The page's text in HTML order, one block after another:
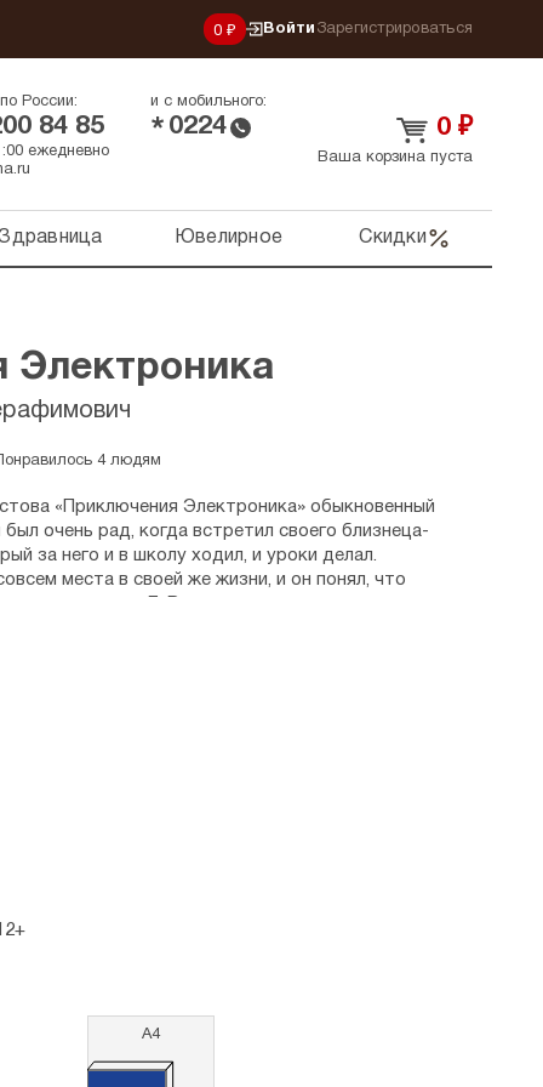
0 ₽ Войти Зарегистрироваться
России:
84 85
и с мобильного:
* 0224
ежедневно
0 ₽
Ваша корзина пуста
Ювелирное Скидки
Электроника
4 людям
«Приключения Электроника» обыкновенный
очень рад, когда встретил своего близнеца-
за него и в школу ходил, и уроки делал.
места в своей же жизни, и он понял, что
А4